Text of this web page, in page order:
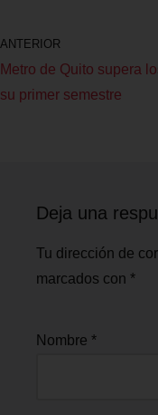
ANTERIOR
Metro de Quito supera
su primer semestre
Deja una
Tu dirección de
marcados con *
Nombre *